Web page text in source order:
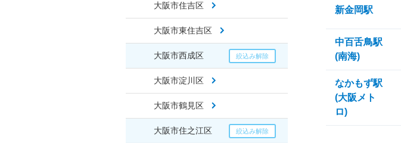
大阪市住吉区
大阪市東住吉区
大阪市西成区
大阪市淀川区
大阪市鶴見区
大阪市住之江区
新金岡駅
中百舌鳥駅
(南海)
なかもず駅
(大阪メト
ロ)